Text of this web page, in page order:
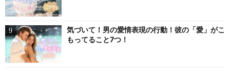
気づいて！男の愛情表現の行動！彼の「愛」がこ
もってること7つ！